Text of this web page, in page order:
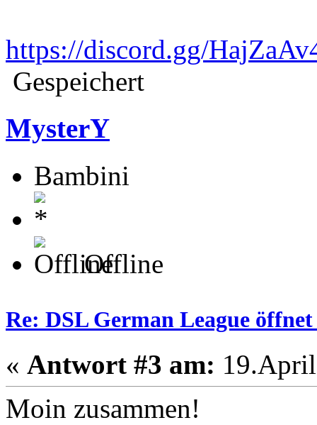
https://discord.gg/
Gespeichert
MysterY
Bambini
Offline
Re: DSL German League öffnet
« Antwort #3 am:
Moin zusammen!